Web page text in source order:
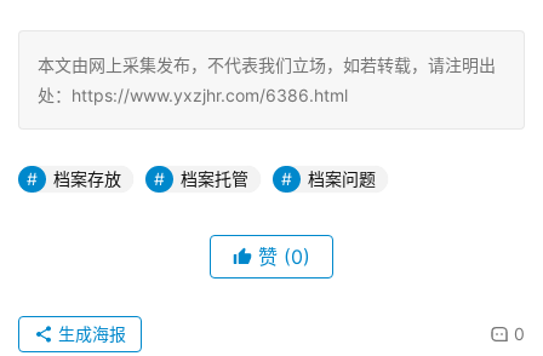
本文由网上采集发布，不代表我们立场，如若转载，请注明出
处：https://www.yxzjhr.com/6386.html
档案存放 档案托管 档案问题
赞 (0)
0
生成海报